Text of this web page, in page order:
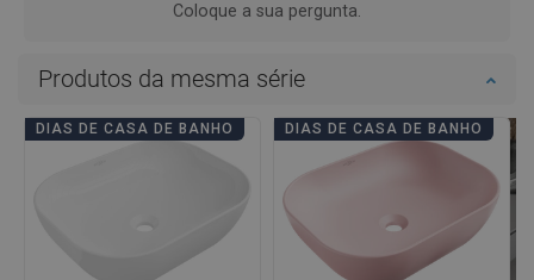
Coloque a sua pergunta.
Produtos da mesma série
DIAS DE CASA DE BANHO DIAS DE CASA DE BANHO